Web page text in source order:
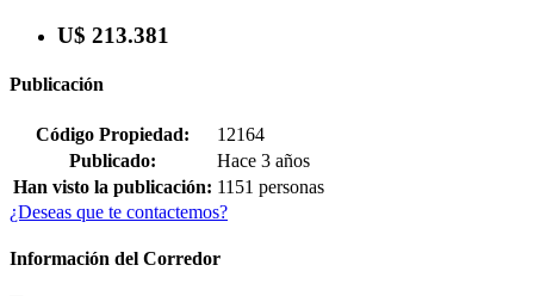
U$ 213.381
Publicación
Código Propiedad:
12164
Publicado:
Hace 3 años
Han visto la publicación: 1151 personas
¿Deseas que te contactemos?
Información del Corredor